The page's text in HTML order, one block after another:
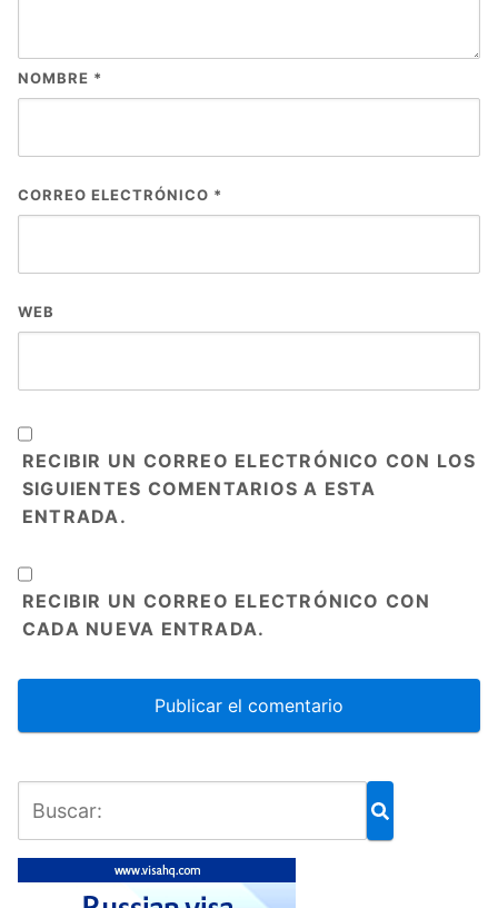
NOMBRE *
CORREO ELECTRÓNICO *
WEB
RECIBIR UN CORREO ELECTRÓNICO CON LOS
SIGUIENTES COMENTARIOS A ESTA
ENTRADA.
RECIBIR UN CORREO ELECTRÓNICO CON
CADA NUEVA ENTRADA.